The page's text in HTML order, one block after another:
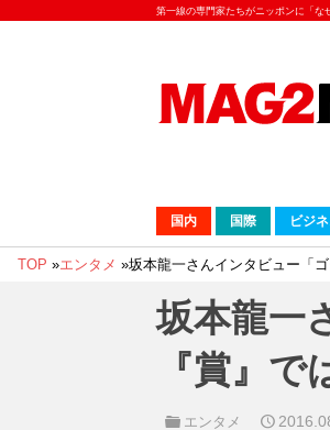
第一線の専門家たちがニッポンに「な
国内 国際 ビジ
TOP »エンタメ »坂本龍一さんインタビュー「
坂本龍一
『賞』で
エンタメ